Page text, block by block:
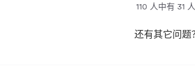
110 人中有 31
还有其它问题